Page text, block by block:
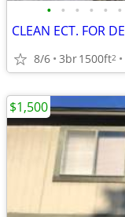
• • • • • •
8/6 3br1500ft2
$1,500